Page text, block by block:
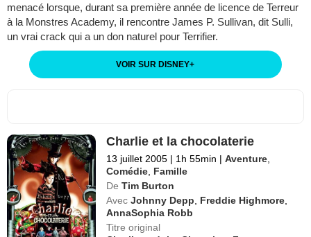
menacé lorsque, durant sa première année de licence de Terreur
à la Monstres Academy, il rencontre James P. Sullivan, dit Sulli,
un vrai crack qui a un don naturel pour Terrifier.
VOIR SUR DISNEY+
Charlie et la chocolaterie
13 juillet 2005 | 1h 55min | Aventure,
Comédie, Famille
De Tim Burton
Avec Johnny Depp, Freddie Highmore,
AnnaSophia Robb
Titre original